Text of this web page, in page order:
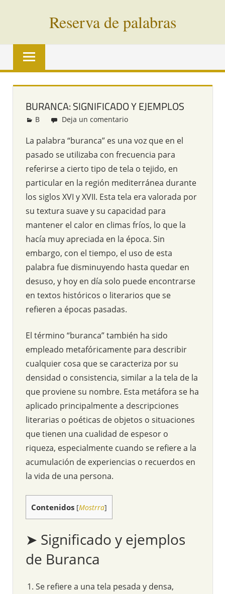
Reserva de palabras
Palabras
vías
todo
mundo
BURANCA: SIGNIFICADO Y EJEMPLOS
Redacción
B Deja un comentario
La palabra “buranca” es una voz que en el
pasado se utilizaba con frecuencia para
referirse a cierto tipo de tela o tejido, en
particular en la región mediterránea durante
los siglos XVI y XVII. Esta tela era valorada por
su textura suave y su capacidad para
mantener el calor en climas fríos, lo que la
hacía muy apreciada en la época. Sin
embargo, con el tiempo, el uso de esta
palabra fue disminuyendo hasta quedar en
desuso, y hoy en día solo puede encontrarse
en textos históricos o literarios que se
refieren a épocas pasadas.
El término “buranca” también ha sido
empleado metafóricamente para describir
cualquier cosa que se caracteriza por su
densidad o consistencia, similar a la tela de la
que proviene su nombre. Esta metáfora se ha
aplicado principalmente a descripciones
literarias o poéticas de objetos o situaciones
que tienen una cualidad de espesor o
riqueza, especialmente cuando se refiere a la
acumulación de experiencias o recuerdos en
la vida de una persona.
Contenidos [Mostrra]
➤ Significado y ejemplos
de Buranca
Se refiere a una tela pesada y densa,